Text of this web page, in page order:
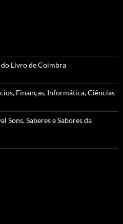
Livro de Coimbra
Finanças, Informática, Ciências
Sons, Saberes e Sabores da